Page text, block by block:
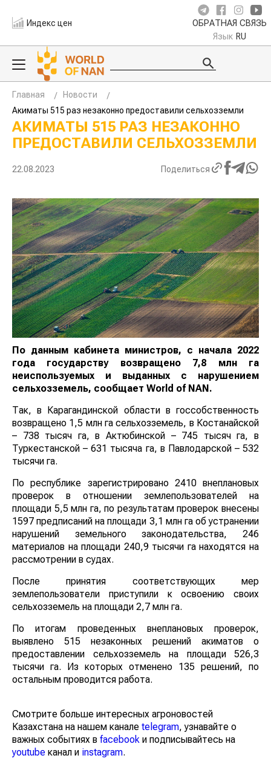
Индекс цен ОБРАТНАЯ СВЯЗЬ
Язык RU
Главная
Новости
Акиматы 515 раз незаконно предоставили сельхозземли
АКИМАТЫ 515 РАЗ НЕЗАКОННО
ПРЕДОСТАВИЛИ СЕЛЬХОЗЗЕМЛИ
22.08.2023 Поделиться
По данным кабинета министров, с начала 2022
года государству возвращено 7,8 млн гa
неиспользуемых и выданных с нарушением
сельхозземель, сообщает World of NAN.
Так, в Карагандинской области в госсобственность
возвращено 1,5 млн га сельхозземель, в Костанайской
– 738 тысяч га, в Актюбинской – 745 тысяч га, в
Туркестанской – 631 тысяча га, в Павлодарской – 532
тысячи га.
По республике зарегистрировано 2410 внеплановых
проверок в отношении землепользователей на
площади 5,5 млн га, по результатам проверок внесены
1597 предписаний на площади 3,1 млн га об устранении
нарушений земельного законодательства, 246
материалов на площади 240,9 тысячи га находятся на
рассмотрении в судах.
После принятия соответствующих мер
землепользователи приступили к освоению своих
сельхозземель на площади 2,7 млн га.
По итогам проведенных внеплановых проверок,
выявлено 515 незаконных решений акиматов о
предоставлении сельхозземель на площади 526,3
тысячи га. Из которых отменено 135 решений, по
остальным проводится работа.
Смотрите больше интересных агроновостей
Казахстана на нашем канале telegram, узнавайте о
важных событиях в facebook и подписывайтесь на
youtube канал и instagram.